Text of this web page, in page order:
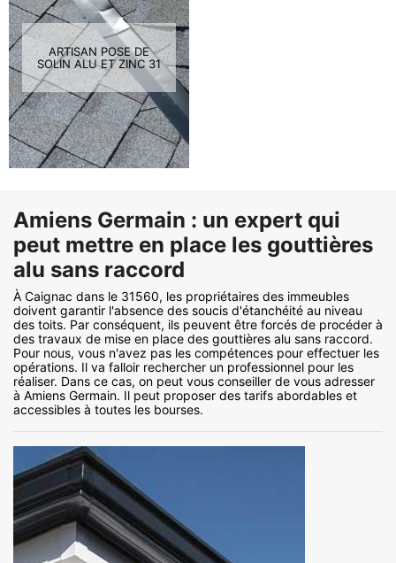
ARTISAN POSE DE
SOLIN ALU ET ZINC 31
Amiens Germain : un expert qui
peut mettre en place les gouttières
alu sans raccord
À Caignac dans le 31560, les propriétaires des immeubles
doivent garantir l'absence des soucis d'étanchéité au niveau
des toits. Par conséquent, ils peuvent être forcés de procéder à
des travaux de mise en place des gouttières alu sans raccord.
Pour nous, vous n'avez pas les compétences pour effectuer les
opérations. Il va falloir rechercher un professionnel pour les
réaliser. Dans ce cas, on peut vous conseiller de vous adresser
à Amiens Germain. Il peut proposer des tarifs abordables et
accessibles à toutes les bourses.